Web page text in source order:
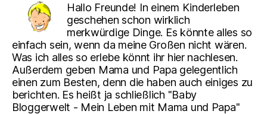
Hallo Freunde! In einem Kinderleben
geschehen schon wirklich
merkwürdige Dinge. Es könnte alles so
einfach sein, wenn da meine Großen nicht wären.
Was ich alles so erlebe könnt ihr hier nachlesen.
Außerdem geben Mama und Papa gelegentlich
einen zum Besten, denn die haben auch einiges zu
berichten. Es heißt ja schließlich "Baby
Bloggerwelt - Mein Leben mit Mama und Papa"